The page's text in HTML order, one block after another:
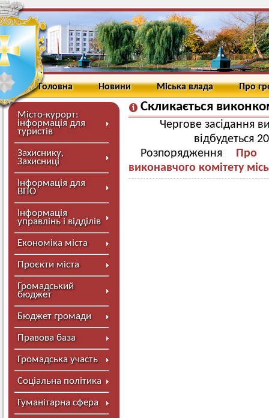
Головна Новини Міська влада Про
Місто-курорт:
інформація для
туристів
Захиснику,
Захисниці
Інформація для
ВПО
Інформація
управлінь і відділів
Економіка міста
Проєкти міста
Громадський
бюджет
Бюджет громади
Правова база
Громадська участь
Соціальна політика
Гуманітарна сфера
Скликається
Чергове засідання
відбудеться
Розпорядження Про
виконавчого комітету